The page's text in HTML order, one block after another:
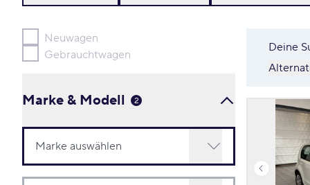
Neuwagen
Gebrauchtwagen
Marke & Modell 2
Deine